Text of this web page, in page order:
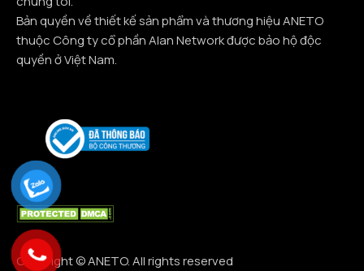
Bản quyền về thiết kế sản phẩm và thương hiệu ANETO
thuộc Công ty cổ phần Alan Network được bảo hộ độc
quyền ở Việt Nam.
Copyright © ANETO. All rights reserved